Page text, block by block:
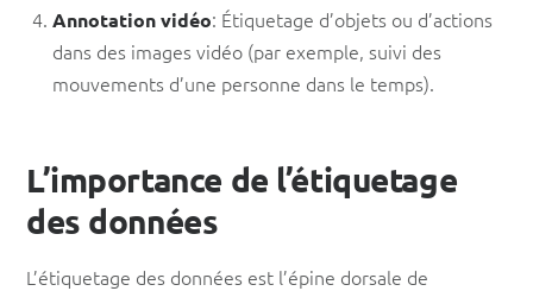
Annotation vidéo: Étiquetage d’objets ou d’actions
dans des images vidéo (par exemple, suivi des
mouvements d’une personne dans le temps).
L’importance de l’étiquetage
des données
L’étiquetage des données est l’épine dorsale de